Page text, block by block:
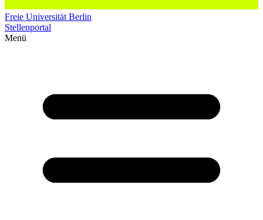
Freie Universität Berlin
Stellenportal
Menü